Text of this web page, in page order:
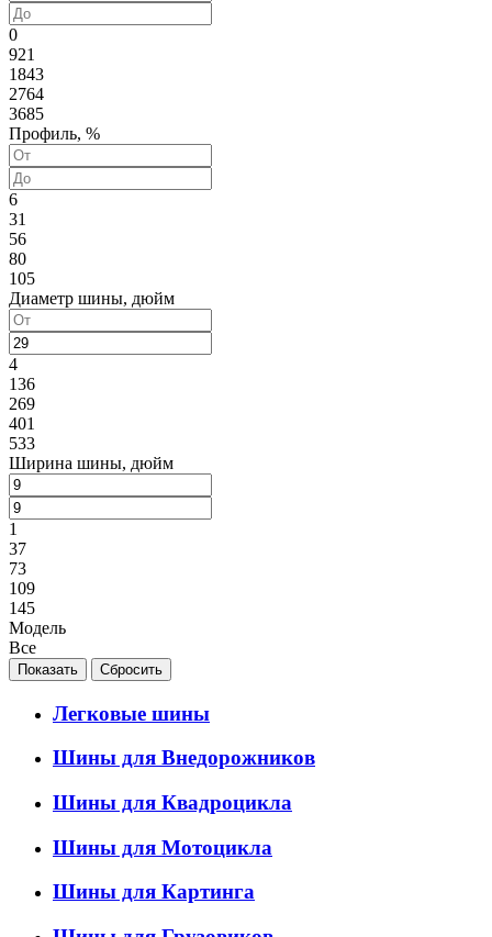
0
921
1843
2764
3685
Профиль, %
6
31
56
80
105
Диаметр шины, дюйм
4
136
269
401
533
Ширина шины, дюйм
1
37
73
109
145
Модель
Все
Легковые шины
Шины для Внедорожников
Шины для Квадроцикла
Шины для Мотоцикла
Шины для Картинга